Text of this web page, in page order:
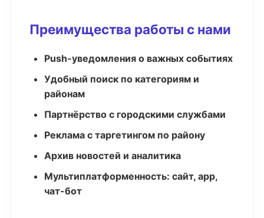
Преимущества работы с нами
Push-уведомления о важных событиях
Удобный поиск по категориям и
районам
Партнёрство с городскими службами
Реклама с таргетингом по району
Архив новостей и аналитика
Мультиплатформенность: сайт, app,
чат-бот